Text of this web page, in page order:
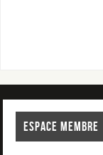
ESPACE MEMBRE